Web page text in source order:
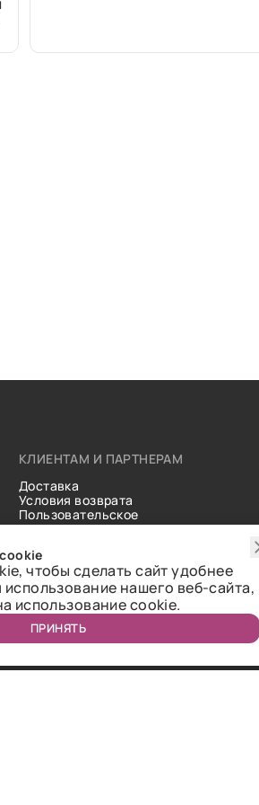
КЛИЕНТАМ И ПАРТНЕРАМ
Доставка
Условия возврата
Пользовательское
соглашение
Статьи
чтобы сделать сайт удобнее
нашего веб-сайта,
использование cookie.
ПРИНЯТЬ